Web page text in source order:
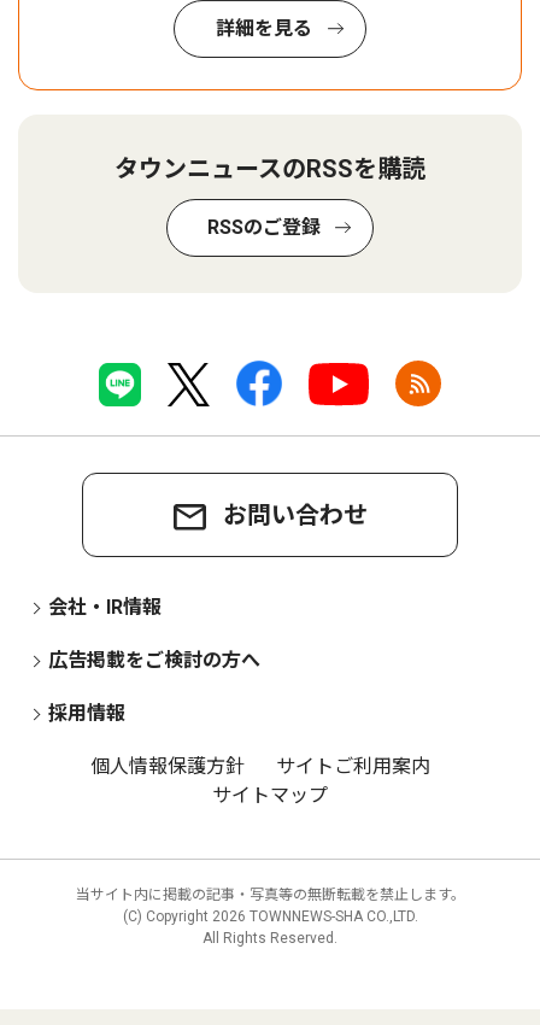
詳細を見る
タウンニュースのRSSを購読
RSSのご登録
お問い合わせ
会社・IR情報
広告掲載をご検討の方へ
採用情報
個人情報保護方針
サイトご利用案内
サイトマップ
当サイト内に掲載の記事・写真等の無断転載を禁止します。
(C) Copyright 2026 TOWNNEWS-SHA CO.,LTD.
All Rights Reserved.